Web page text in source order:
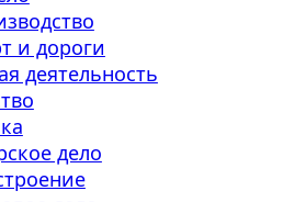
и дороги
деятельность
дело